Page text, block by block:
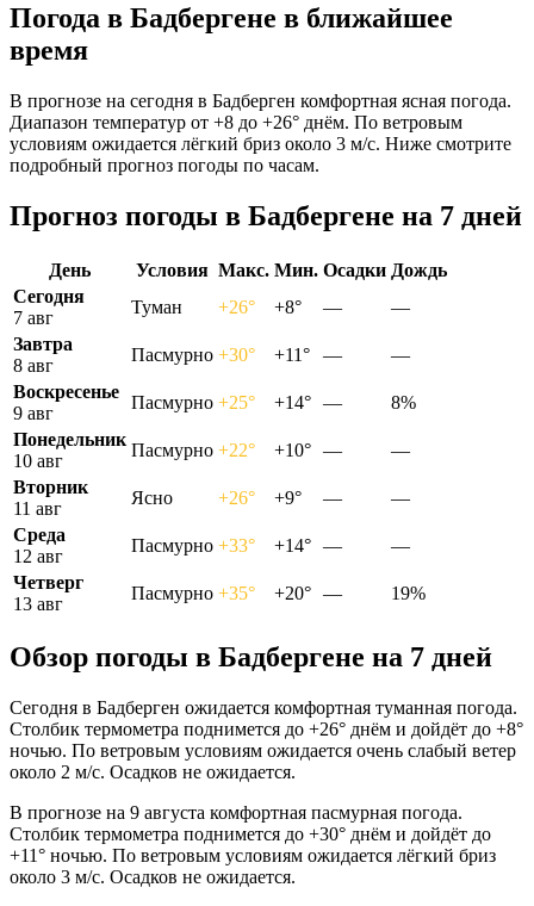
Погода в Бадбергене в ближайшее
время
В прогнозе на сегодня в Бадберген комфортная ясная погода.
Диапазон температур от +8 до +26° днём. По ветровым
условиям ожидается лёгкий бриз около 3 м/с. Ниже смотрите
подробный прогноз погоды по часам.
Прогноз погоды в Бадбергене на 7 дней
День Условия Макс. Мин. Осадки Дождь
Сегодня
7 авг
Туман +26° +8° —
—
Завтра
8 авг
Пасмурно +30° +11° —
—
Воскресенье
9 авг
Пасмурно +25° +14° —
8%
Понедельник
10 авг
Пасмурно +22° +10° —
—
Вторник
11 авг
Ясно +26° +9° —
—
Среда
12 авг
Пасмурно +33° +14° —
—
Четверг
13 авг
Пасмурно +35° +20° — 19%
Обзор погоды в Бадбергене на 7 дней
Сегодня в Бадберген ожидается комфортная туманная погода.
Столбик термометра поднимется до +26° днём и дойдёт до +8°
ночью. По ветровым условиям ожидается очень слабый ветер
около 2 м/с. Осадков не ожидается.
В прогнозе на 9 августа комфортная пасмурная погода.
Столбик термометра поднимется до +30° днём и дойдёт до
+11° ночью. По ветровым условиям ожидается лёгкий бриз
около 3 м/с. Осадков не ожидается.